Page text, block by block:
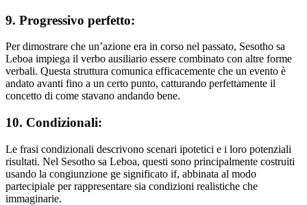
9. Progressivo perfetto:
Per dimostrare che un’azione era in corso nel passato, Sesotho sa
Leboa impiega il verbo ausiliario essere combinato con altre forme
verbali. Questa struttura comunica efficacemente che un evento è
andato avanti fino a un certo punto, catturando perfettamente il
concetto di come stavano andando bene.
10. Condizionali:
Le frasi condizionali descrivono scenari ipotetici e i loro potenziali
risultati. Nel Sesotho sa Leboa, questi sono principalmente costruiti
usando la congiunzione ge significato if, abbinata al modo
partecipiale per rappresentare sia condizioni realistiche che
immaginarie.